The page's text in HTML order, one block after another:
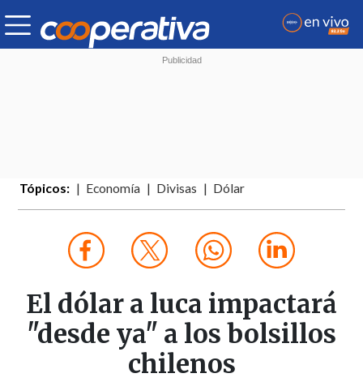
Tópicos: Economía Divisas Dólar
El dólar a luca impactará
"desde ya" a los bolsillos
chilenos